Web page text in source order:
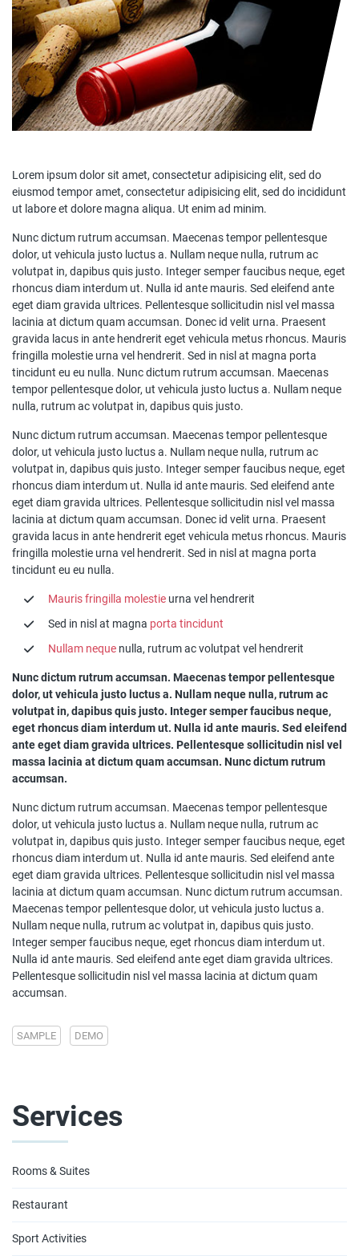
Lorem ipsum dolor sit amet, consectetur adipisicing elit, sed do
eiusmod tempor amet, consectetur adipisicing elit, sed do incididunt
ut labore et dolore magna aliqua. Ut enim ad minim.
Nunc dictum rutrum accumsan. Maecenas tempor pellentesque
dolor, ut vehicula justo luctus a. Nullam neque nulla, rutrum ac
volutpat in, dapibus quis justo. Integer semper faucibus neque, eget
rhoncus diam interdum ut. Nulla id ante mauris. Sed eleifend ante
eget diam gravida ultrices. Pellentesque sollicitudin nisl vel massa
lacinia at dictum quam accumsan. Donec id velit urna. Praesent
gravida lacus in ante hendrerit eget vehicula metus rhoncus. Mauris
fringilla molestie urna vel hendrerit. Sed in nisl at magna porta
tincidunt eu eu nulla. Nunc dictum rutrum accumsan. Maecenas
tempor pellentesque dolor, ut vehicula justo luctus a. Nullam neque
nulla, rutrum ac volutpat in, dapibus quis justo.
Nunc dictum rutrum accumsan. Maecenas tempor pellentesque
dolor, ut vehicula justo luctus a. Nullam neque nulla, rutrum ac
volutpat in, dapibus quis justo. Integer semper faucibus neque, eget
rhoncus diam interdum ut. Nulla id ante mauris. Sed eleifend ante
eget diam gravida ultrices. Pellentesque sollicitudin nisl vel massa
lacinia at dictum quam accumsan. Donec id velit urna. Praesent
gravida lacus in ante hendrerit eget vehicula metus rhoncus. Mauris
fringilla molestie urna vel hendrerit. Sed in nisl at magna porta
tincidunt eu eu nulla.
Mauris fringilla molestie urna vel hendrerit
Sed in nisl at magna porta tincidunt
Nullam neque nulla, rutrum ac volutpat vel hendrerit
Nunc dictum rutrum accumsan. Maecenas tempor pellentesque
dolor, ut vehicula justo luctus a. Nullam neque nulla, rutrum ac
volutpat in, dapibus quis justo. Integer semper faucibus neque,
eget rhoncus diam interdum ut. Nulla id ante mauris. Sed eleifend
ante eget diam gravida ultrices. Pellentesque sollicitudin nisl vel
massa lacinia at dictum quam accumsan. Nunc dictum rutrum
accumsan.
Nunc dictum rutrum accumsan. Maecenas tempor pellentesque
dolor, ut vehicula justo luctus a. Nullam neque nulla, rutrum ac
volutpat in, dapibus quis justo. Integer semper faucibus neque, eget
rhoncus diam interdum ut. Nulla id ante mauris. Sed eleifend ante
eget diam gravida ultrices. Pellentesque sollicitudin nisl vel massa
lacinia at dictum quam accumsan. Nunc dictum rutrum accumsan.
Maecenas tempor pellentesque dolor, ut vehicula justo luctus a.
Nullam neque nulla, rutrum ac volutpat in, dapibus quis justo.
Integer semper faucibus neque, eget rhoncus diam interdum ut.
Nulla id ante mauris. Sed eleifend ante eget diam gravida ultrices.
Pellentesque sollicitudin nisl vel massa lacinia at dictum quam
accumsan.
SAMPLE DEMO
Services
Rooms & Suites
Restaurant
Sport Activities